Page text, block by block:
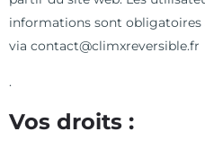
informations sont
via contact@climxreversible.fr
.
Vos droits :